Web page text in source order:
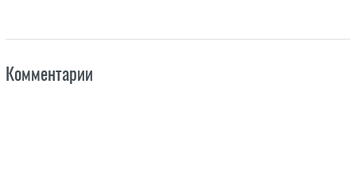
Комментарии